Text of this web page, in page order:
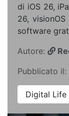
di iOS 26,
26,
software
Autore:
Pubblicato il:
Digital Life